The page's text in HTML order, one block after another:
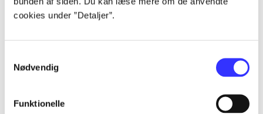
cookies under ”Detaljer”.
Nødvendig
Funktionelle